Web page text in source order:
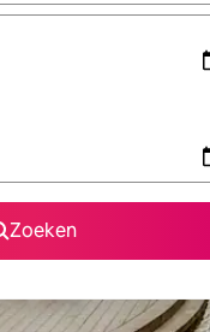
Zoeken